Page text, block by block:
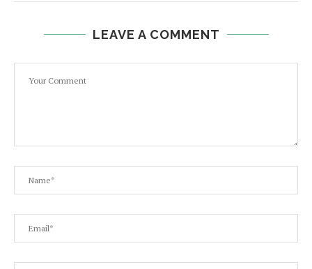
LEAVE A COMMENT